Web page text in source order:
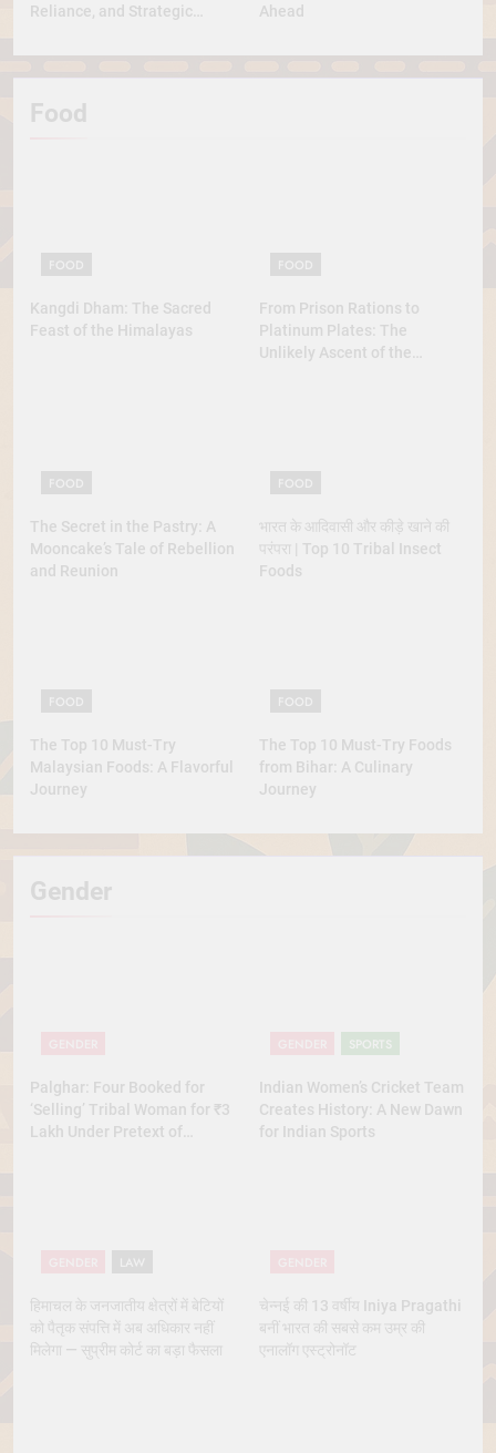
Reliance, and Strategic
Ahead
Food
Kangdi Dham: The Sacred
Feast of the Himalayas
From Prison Rations to
Platinum Plates: The
Unlikely Ascent of the
The Secret in the Pastry: A
Mooncake’s Tale of Rebellion
and Reunion
भारत के आदिवासी और कीड़े खाने की
परंपरा | Top 10 Tribal Insect
Foods
The Top 10 Must-Try
Malaysian Foods: A Flavorful
Journey
The Top 10 Must-Try Foods
from Bihar: A Culinary
Journey
Gender
Palghar: Four Booked for
‘Selling’ Tribal Woman for ₹3
Lakh Under Pretext of
SPORTS
Indian Women’s Cricket Team
Creates History: A New Dawn
for Indian Sports
हिमाचल के जनजातीय क्षेत्रों में बेटियों
को पैतृक संपत्ति में अब अधिकार नहीं
मिलेगा — सुप्रीम कोर्ट का बड़ा फैसला
चेन्नई की 13 वर्षीय Iniya Pragathi
बनीं भारत की सबसे कम उम्र की
एनालॉग एस्ट्रोनॉट